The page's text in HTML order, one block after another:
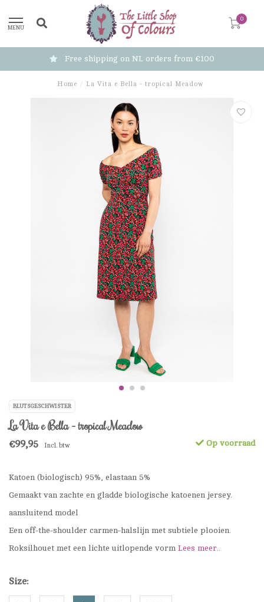
MENU
0
Free shipping on NL orders from €100
Home / La Vita e Bella - tropical Meadow
BLUTSGESCHWISTER
La Vita e Bella - tropical Meadow
€99,95 Incl. btw Op voorraad
Katoen (biologisch) 95%, elastaan 5%
Gemaakt van zachte en gladde biologische katoenen jersey.
aansluitend model
Een off-the-shoulder carmen-halslijn met subtiele plooien.
Roksilhouet met een lichte uitlopende vorm Lees meer..
Size: